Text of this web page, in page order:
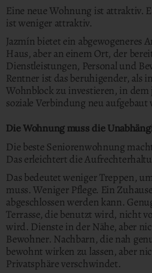
Eine neue Wohnung ist attraktiv.
ist weniger attraktiv.
Jazmín bietet ein abgewogeneres
Haus, aber an einem Ort, der
Dienstleistungen, Personal und
Rentner ist das beruhigender, als
Wohnblock zu investieren, in
soziale Verbindung neu aufgebaut
Die Wohnung muss die
Die beste Seniorenwohnung
Das erleichtert die
Das bedeutet weniger Treppen,
muss. Weniger Pflege. Ein
abgeschlossen werden kann.
Terrasse, die benutzt wird, nicht
wird. Dienste in der Nähe, aber
Bewohner. Nachbarn, die nah
bewohnt wirken zu lassen, aber
Privatsphäre verschwindet.